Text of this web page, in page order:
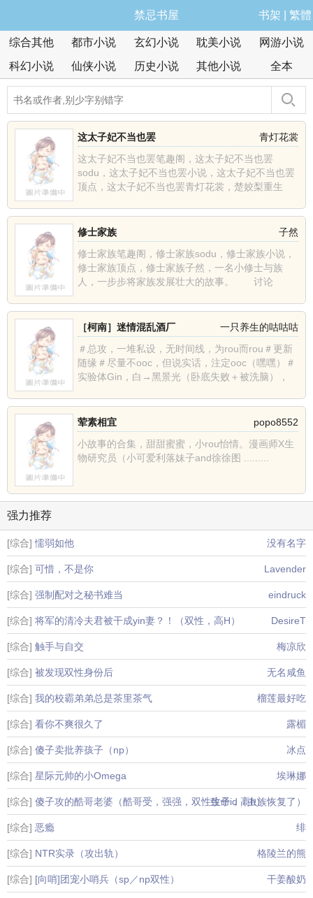
禁忌书屋 书架 繁體
综合其他 都市小说 玄幻小说 耽美小说
网游小说
科幻小说
仙侠小说 历史小说 其他小说 全本
青灯花裳
这太子妃不当也罢
这太子妃不当也罢笔趣阁，这太子妃不当也罢
sodu，这太子妃不当也罢小说，这太子妃不当也罢
顶点，这太子妃不当也罢青灯花裳，楚姣梨重生
子然
修士家族
修士家族笔趣阁，修士家族sodu，修士家族小说，
修士家族顶点，修士家族子然，一名小修士与族
人，一步步将家族发展壮大的故事。 讨论
一只养生的咕咕咕
［柯南］迷情混乱酒厂
＃总攻，一堆私设，无时间线，为rou而rou＃更新
随缘＃尽量不ooc，但说实话，注定ooc（嘿嘿）＃
实验体Gin，白→黑景光（卧底失败＋被洗脑），
popo8552
荤素相宜
小故事的合集，甜甜蜜蜜，小rou怡情。漫画师X生
物研究员（小可爱利落妹子and徐徐图 .........
强力推荐
[综合] 懦弱如他 没有名字
[综合] 可惜，不是你 Lavender
[综合] 强制配对之秘书难当 eindruck
[综合] 将军的清冷夫君被干成yin妻？！（双性，高H） DesireT
[综合] 触手与自交 梅凉欣
[综合] 被发现双性身份后 无名咸鱼
[综合] 我的校霸弟弟总是茶里茶气 榴莲最好吃
[综合] 看你不爽很久了 露楣
[综合] 傻子卖批养孩子（np） 冰点
[综合] 星际元帅的小Omega 埃琳娜
[综合] 傻子攻的酷哥老婆（酷哥受，强强，双性生子，高h）
致命id（虫族恢复了）
[综合] 恶瘾 绯
[综合] NTR实录（攻出轨） 格陵兰的熊
[综合] [向哨]团宠小哨兵（sp／np双性） 干姜酸奶